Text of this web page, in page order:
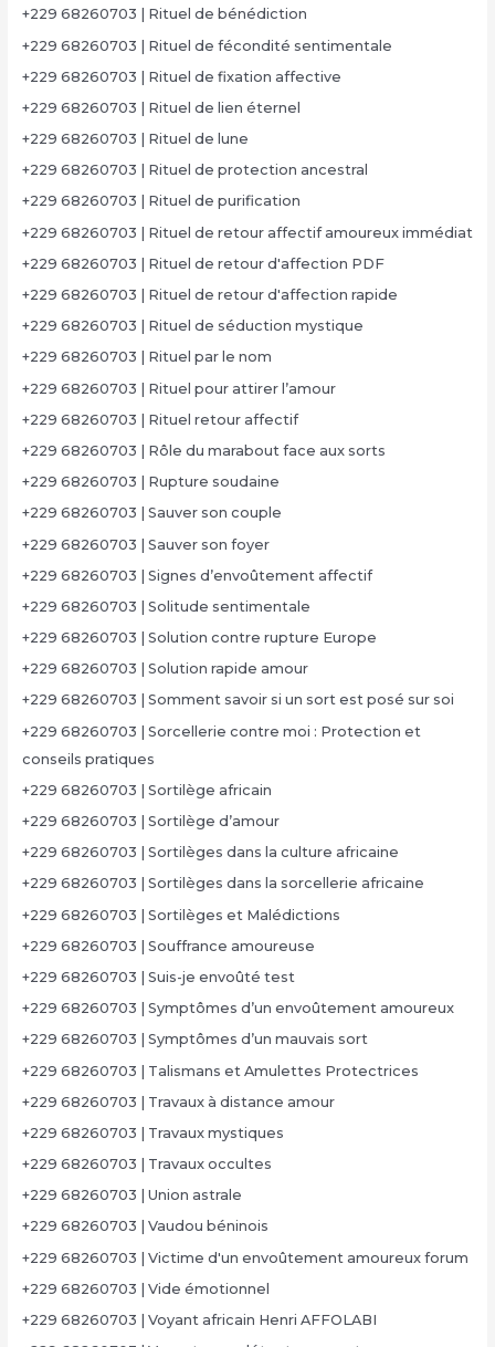
+229 68260703 | Rituel de bénédiction
+229 68260703 | Rituel de fécondité sentimentale
+229 68260703 | Rituel de fixation affective
+229 68260703 | Rituel de lien éternel
+229 68260703 | Rituel de lune
+229 68260703 | Rituel de protection ancestral
+229 68260703 | Rituel de purification
+229 68260703 | Rituel de retour affectif amoureux immédiat
+229 68260703 | Rituel de retour d'affection PDF
+229 68260703 | Rituel de retour d'affection rapide
+229 68260703 | Rituel de séduction mystique
+229 68260703 | Rituel par le nom
+229 68260703 | Rituel pour attirer l’amour
+229 68260703 | Rituel retour affectif
+229 68260703 | Rôle du marabout face aux sorts
+229 68260703 | Rupture soudaine
+229 68260703 | Sauver son couple
+229 68260703 | Sauver son foyer
+229 68260703 | Signes d’envoûtement affectif
+229 68260703 | Solitude sentimentale
+229 68260703 | Solution contre rupture Europe
+229 68260703 | Solution rapide amour
+229 68260703 | Somment savoir si un sort est posé sur soi
+229 68260703 | Sorcellerie contre moi : Protection et
conseils pratiques
+229 68260703 | Sortilège africain
+229 68260703 | Sortilège d’amour
+229 68260703 | Sortilèges dans la culture africaine
+229 68260703 | Sortilèges dans la sorcellerie africaine
+229 68260703 | Sortilèges et Malédictions
+229 68260703 | Souffrance amoureuse
+229 68260703 | Suis-je envoûté test
+229 68260703 | Symptômes d’un envoûtement amoureux
+229 68260703 | Symptômes d’un mauvais sort
+229 68260703 | Talismans et Amulettes Protectrices
+229 68260703 | Travaux à distance amour
+229 68260703 | Travaux mystiques
+229 68260703 | Travaux occultes
+229 68260703 | Union astrale
+229 68260703 | Vaudou béninois
+229 68260703 | Victime d'un envoûtement amoureux forum
+229 68260703 | Vide émotionnel
+229 68260703 | Voyant africain Henri AFFOLABI